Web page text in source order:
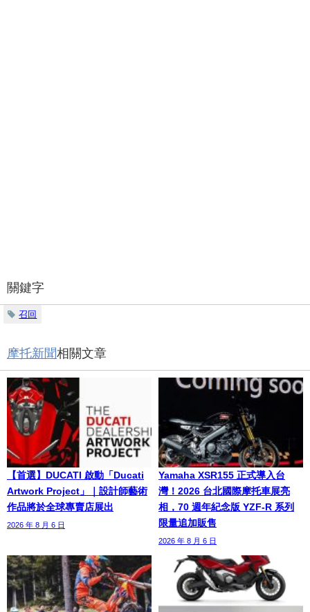
關鍵字
召回
摩托新聞相關文章
【首選】DUCATI 啟動「Ducati
Artwork Project」｜設計師藝術
作品將於全球專賣店展出
2026 年 8 月 6 日
Yamaha XSR155 正式導入台
灣！2026 台北國際摩托車展亮
相，70 週年紀念版 YZF-R 系列
限量追加販售
2026 年 8 月 6 日